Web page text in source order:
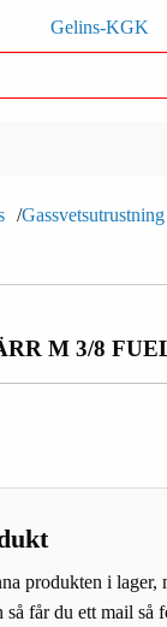
Gassvetsutrustning
M 3/8
produkten i lager,
så får du ett mail så